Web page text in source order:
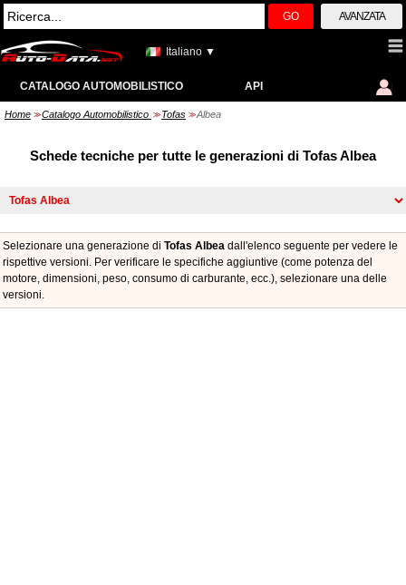
GO AVANZATA
Italiano ▼
CATALOGO AUTOMOBILISTICO API
Home >> Catalogo Automobilistico >> Tofas >> Albea
Schede tecniche per tutte le generazioni di Tofas Albea
Selezionare una generazione di Tofas Albea dall'elenco seguente per vedere le
rispettive versioni. Per verificare le specifiche aggiuntive (come potenza del
motore, dimensioni, peso, consumo di carburante, ecc.), selezionare una delle
versioni.